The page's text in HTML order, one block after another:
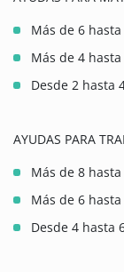
Más de 6
Más de 4
Desde 2 hasta
AYUDAS PARA
Más de 8
Más de 6
Desde 4 hasta